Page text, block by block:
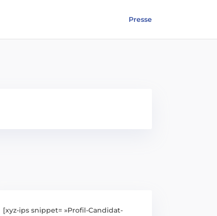
Presse
[xyz-ips snippet= »Profil-Candidat-